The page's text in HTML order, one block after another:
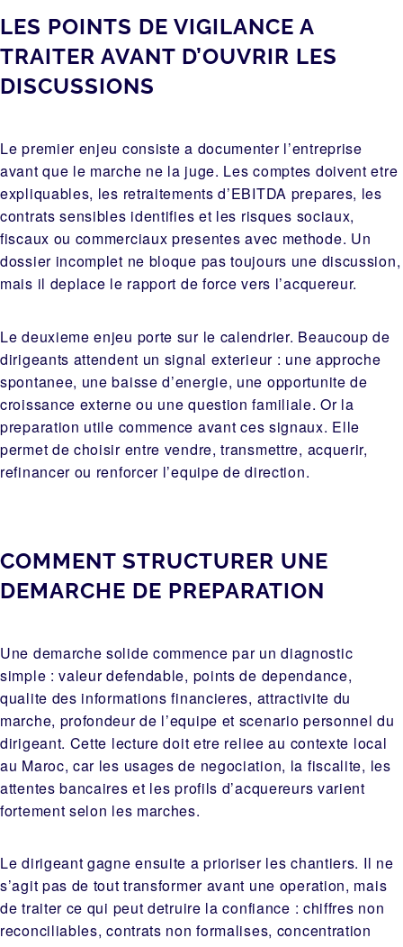
LES POINTS DE VIGILANCE A
TRAITER AVANT D’OUVRIR LES
DISCUSSIONS
Le premier enjeu consiste a documenter l’entreprise
avant que le marche ne la juge. Les comptes doivent etre
expliquables, les retraitements d’EBITDA prepares, les
contrats sensibles identifies et les risques sociaux,
fiscaux ou commerciaux presentes avec methode. Un
dossier incomplet ne bloque pas toujours une discussion,
mais il deplace le rapport de force vers l’acquereur.
Le deuxieme enjeu porte sur le calendrier. Beaucoup de
dirigeants attendent un signal exterieur : une approche
spontanee, une baisse d’energie, une opportunite de
croissance externe ou une question familiale. Or la
preparation utile commence avant ces signaux. Elle
permet de choisir entre vendre, transmettre, acquerir,
refinancer ou renforcer l’equipe de direction.
COMMENT STRUCTURER UNE
DEMARCHE DE PREPARATION
Une demarche solide commence par un diagnostic
simple : valeur defendable, points de dependance,
qualite des informations financieres, attractivite du
marche, profondeur de l’equipe et scenario personnel du
dirigeant. Cette lecture doit etre reliee au contexte local
au Maroc, car les usages de negociation, la fiscalite, les
attentes bancaires et les profils d’acquereurs varient
fortement selon les marches.
Le dirigeant gagne ensuite a prioriser les chantiers. Il ne
s’agit pas de tout transformer avant une operation, mais
de traiter ce qui peut detruire la confiance : chiffres non
reconciliables, contrats non formalises, concentration